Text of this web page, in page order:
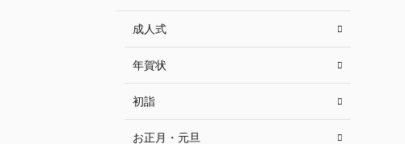
成人式
年賀状
初詣
お正月・元旦